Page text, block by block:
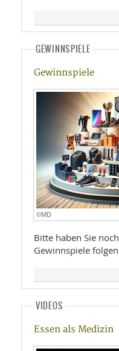
GEWINNSPIELE
Gewinnspiele
©MD
Bitte haben Sie
Gewinnspiele
VIDEOS
Essen als Medizin